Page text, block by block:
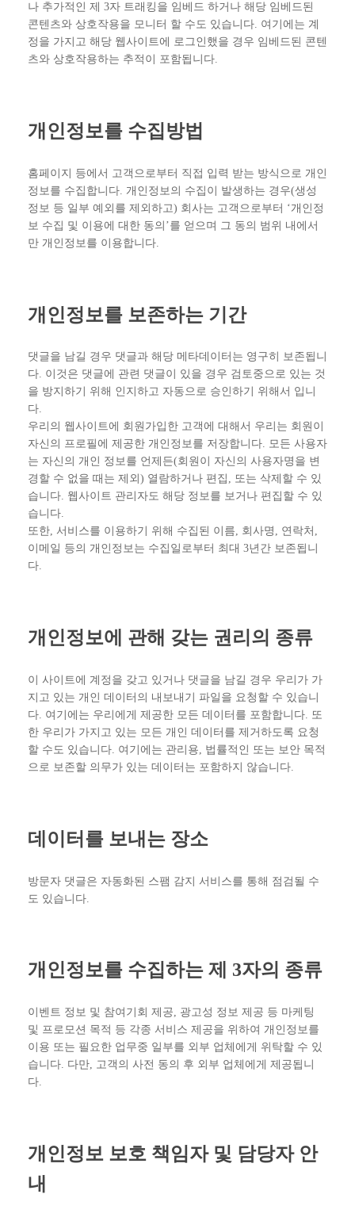
나 추가적인 제 3자 트래킹을 임베드 하거나 해당 임베드된
콘텐츠와 상호작용을 모니터 할 수도 있습니다. 여기에는 계
정을 가지고 해당 웹사이트에 로그인했을 경우 임베드된 콘텐
츠와 상호작용하는 추적이 포함됩니다.
개인정보를 수집방법
홈페이지 등에서 고객으로부터 직접 입력 받는 방식으로 개인
정보를 수집합니다. 개인정보의 수집이 발생하는 경우(생성
정보 등 일부 예외를 제외하고) 회사는 고객으로부터 ‘개인정
보 수집 및 이용에 대한 동의’를 얻으며 그 동의 범위 내에서
만 개인정보를 이용합니다.
개인정보를 보존하는 기간
댓글을 남길 경우 댓글과 해당 메타데이터는 영구히 보존됩니
다. 이것은 댓글에 관련 댓글이 있을 경우 검토중으로 있는 것
을 방지하기 위해 인지하고 자동으로 승인하기 위해서 입니
다.
우리의 웹사이트에 회원가입한 고객에 대해서 우리는 회원이
자신의 프로필에 제공한 개인정보를 저장합니다. 모든 사용자
는 자신의 개인 정보를 언제든(회원이 자신의 사용자명을 변
경할 수 없을 때는 제외) 열람하거나 편집, 또는 삭제할 수 있
습니다. 웹사이트 관리자도 해당 정보를 보거나 편집할 수 있
습니다.
또한, 서비스를 이용하기 위해 수집된 이름, 회사명, 연락처,
이메일 등의 개인정보는 수집일로부터 최대 3년간 보존됩니
다.
개인정보에 관해 갖는 권리의 종류
이 사이트에 계정을 갖고 있거나 댓글을 남길 경우 우리가 가
지고 있는 개인 데이터의 내보내기 파일을 요청할 수 있습니
다. 여기에는 우리에게 제공한 모든 데이터를 포함합니다. 또
한 우리가 가지고 있는 모든 개인 데이터를 제거하도록 요청
할 수도 있습니다. 여기에는 관리용, 법률적인 또는 보안 목적
으로 보존할 의무가 있는 데이터는 포함하지 않습니다.
데이터를 보내는 장소
방문자 댓글은 자동화된 스팸 감지 서비스를 통해 점검될 수
도 있습니다.
개인정보를 수집하는 제 3자의 종류
이벤트 정보 및 참여기회 제공, 광고성 정보 제공 등 마케팅
및 프로모션 목적 등 각종 서비스 제공을 위하여 개인정보를
이용 또는 필요한 업무중 일부를 외부 업체에게 위탁할 수 있
습니다. 다만, 고객의 사전 동의 후 외부 업체에게 제공됩니
다.
개인정보 보호 책임자 및 담당자 안
내